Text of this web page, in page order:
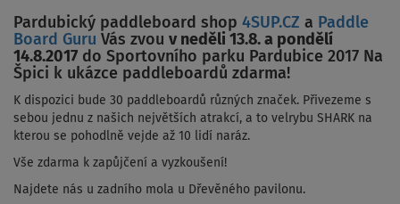
Pardubický paddleboard shop 4SUP.CZ a Paddle
Board Guru Vás zvou v neděli 13.8. a pondělí
14.8.2017 do Sportovního parku Pardubice 2017 Na
Špici k ukázce paddleboardů zdarma!
K dispozici bude 30 paddleboardů různých značek. Přivezeme s
sebou jednu z našich největších atrakcí, a to velrybu SHARK na
kterou se pohodlně vejde až 10 lidí naráz.
Vše zdarma k zapůjčení a vyzkoušení!
Najdete nás u zadního mola u Dřevěného pavilonu.